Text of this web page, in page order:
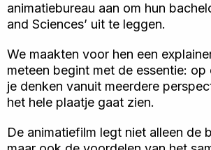
animatiebureau aan om hun
and Sciences’ uit te leggen.
We maakten voor hen een
meteen begint met de essentie:
je denken vanuit meerdere
het hele plaatje gaat zien.
De animatiefilm legt niet alleen de